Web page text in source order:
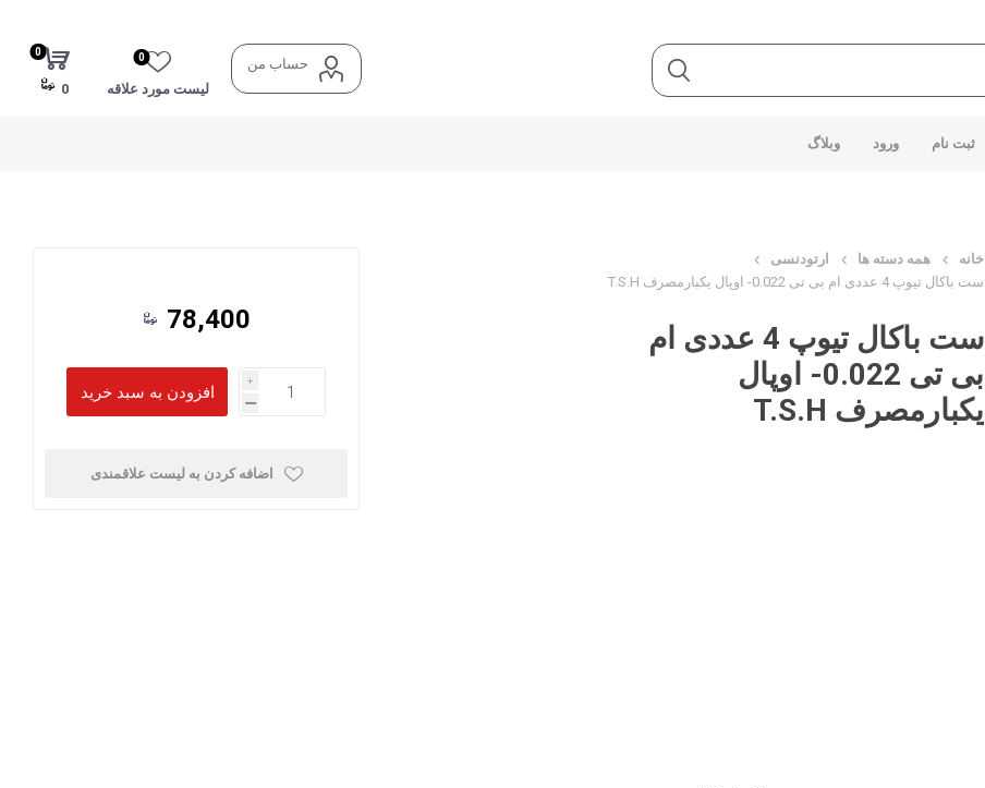
حساب من
لیست مورد علاقه
0
0
0
ثبت نام ورود وبلاگ
خانه همه دسته ها
ارتودنسی
ست باکال تیوپ 4 عددی ام بی تی 0.022- اوپال یکبارمصرف T.S.H
ست باکال تیوپ 4 عددی ام
بی تی 0.022- اوپال
یکبارمصرف T.S.H
78,400
i
h
اضافه کردن به لیست علاقمندی